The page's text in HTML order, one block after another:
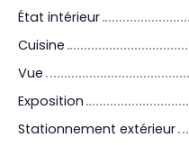
État intérieur
Cuisine
Vue
Exposition
Stationnement extérieur